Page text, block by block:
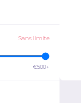
Sans limite
€500+